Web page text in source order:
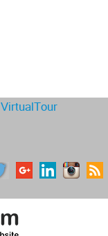
VirtualTour